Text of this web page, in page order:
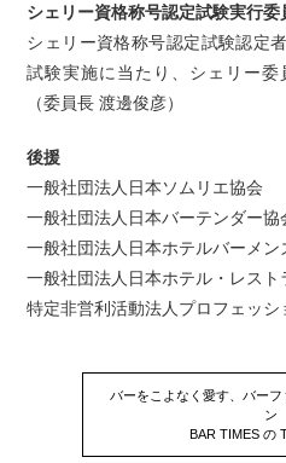
シェリー資格称号認定試験実行委
シェリー資格称号認定試験認定
試験実施に当たり、シェリー委
（委員長 渡邊俊彦）
後援
一般社団法人日本ソムリエ協会
一般社団法人日本バーテンダー協
一般社団法人日本ホテルバーメン
一般社団法人日本ホテル・レス
特定非営利活動法人プロフェッ
バーをこよなく愛す、バー
ン
BAR TIMES の